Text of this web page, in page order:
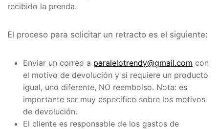
recibido la prenda.
El proceso para solicitar un retracto es el siguiente:
Enviar un correo a paralelotrendy@gmail.com con
el motivo de devolución y si requiere un producto
igual, uno diferente, NO reembolso. Nota: es
importante ser muy específico sobre los motivos
de devolución.
El cliente es responsable de los gastos de